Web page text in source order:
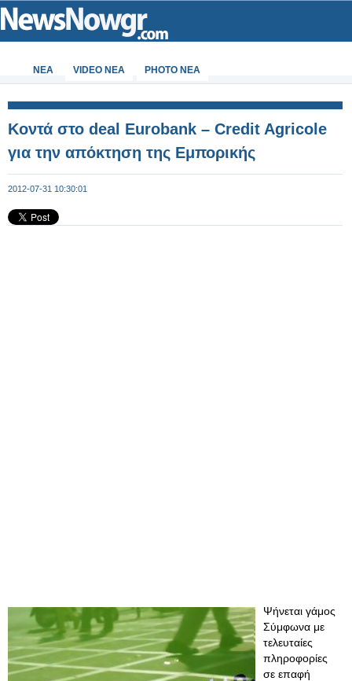
ΝΕΑ VIDEO NEA PHOTO NEA
Κοντά στο deal Eurobank – Credit Agricole
για την απόκτηση της Εμπορικής
2012-07-31 10:30:01
Ψήνεται γάμος
Σύμφωνα με
τελευταίες
πληροφορίες
σε επαφή